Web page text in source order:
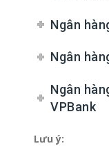
Ngân
Ngân
Ngân
VPBank
Lưu ý: